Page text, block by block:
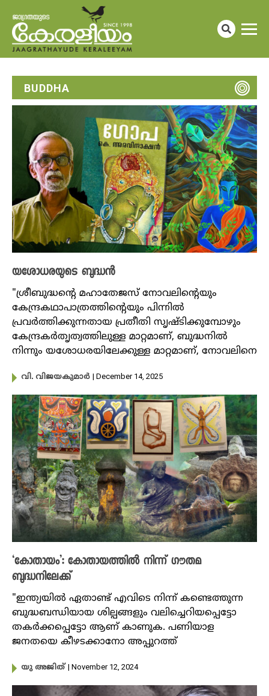
BUDDHA
യശോധരയുടെ ബുദ്ധൻ
"ശ്രീബുദ്ധന്റെ മഹാതേജസ് നോവലിന്റെയും
കേന്ദ്രകഥാപാത്രത്തിന്റെയും പിന്നിൽ
പ്രവർത്തിക്കുന്നതായ പ്രതീതി സൃഷ്ടിക്കുമ്പോഴും
കേന്ദ്രക‍ർതൃത്വത്തിലുള്ള മാറ്റമാണ്, ബുദ്ധനിൽ
നിന്നും യശോധരയിലേക്കുള്ള മാറ്റമാണ്, നോവലിനെ
വി. വിജയകുമാർ | December 14, 2025
‘കോതായം’: കോതായത്തിൽ നിന്ന് ഗൗതമ
ബുദ്ധനിലേക്ക്
"ഇന്ത്യയിൽ ഏതാണ്ട് എവിടെ നിന്ന് കണ്ടെത്തുന്ന
ബുദ്ധബന്ധിയായ ശില്പങ്ങളും വലിച്ചെറിയപ്പെട്ടോ
തകർക്കപ്പെട്ടോ ആണ് കാണുക. പണിയാള
ജനതയെ കീഴടക്കാനോ അപ്പുറത്ത്
യു അജിത് | November 12, 2024